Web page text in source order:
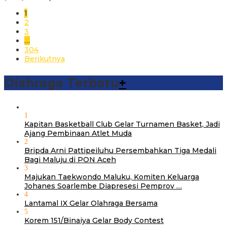
1
2
3
…
304
Berikutnya
Olahraga Terbaru+
1
Kapitan Basketball Club Gelar Turnamen Basket, Jadi
Ajang Pembinaan Atlet Muda
2
Bripda Arni Pattipeiluhu Persembahkan Tiga Medali
Bagi Maluju di PON Aceh
3
Majukan Taekwondo Maluku, Komiten Keluarga
Johanes Soarlembe Diapresesi Pemprov …
4
Lantamal IX Gelar Olahraga Bersama
5
Korem 151/Binaiya Gelar Body Contest